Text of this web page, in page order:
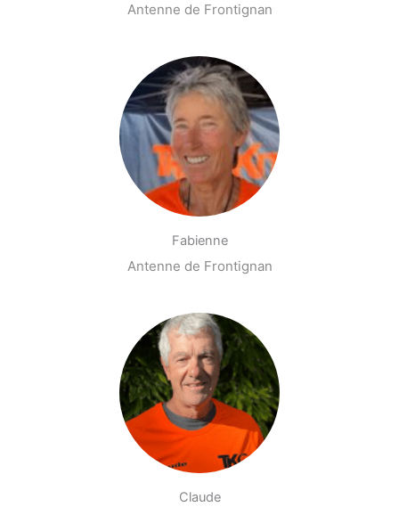
Antenne de Frontignan
Fabienne
Antenne de Frontignan
Claude